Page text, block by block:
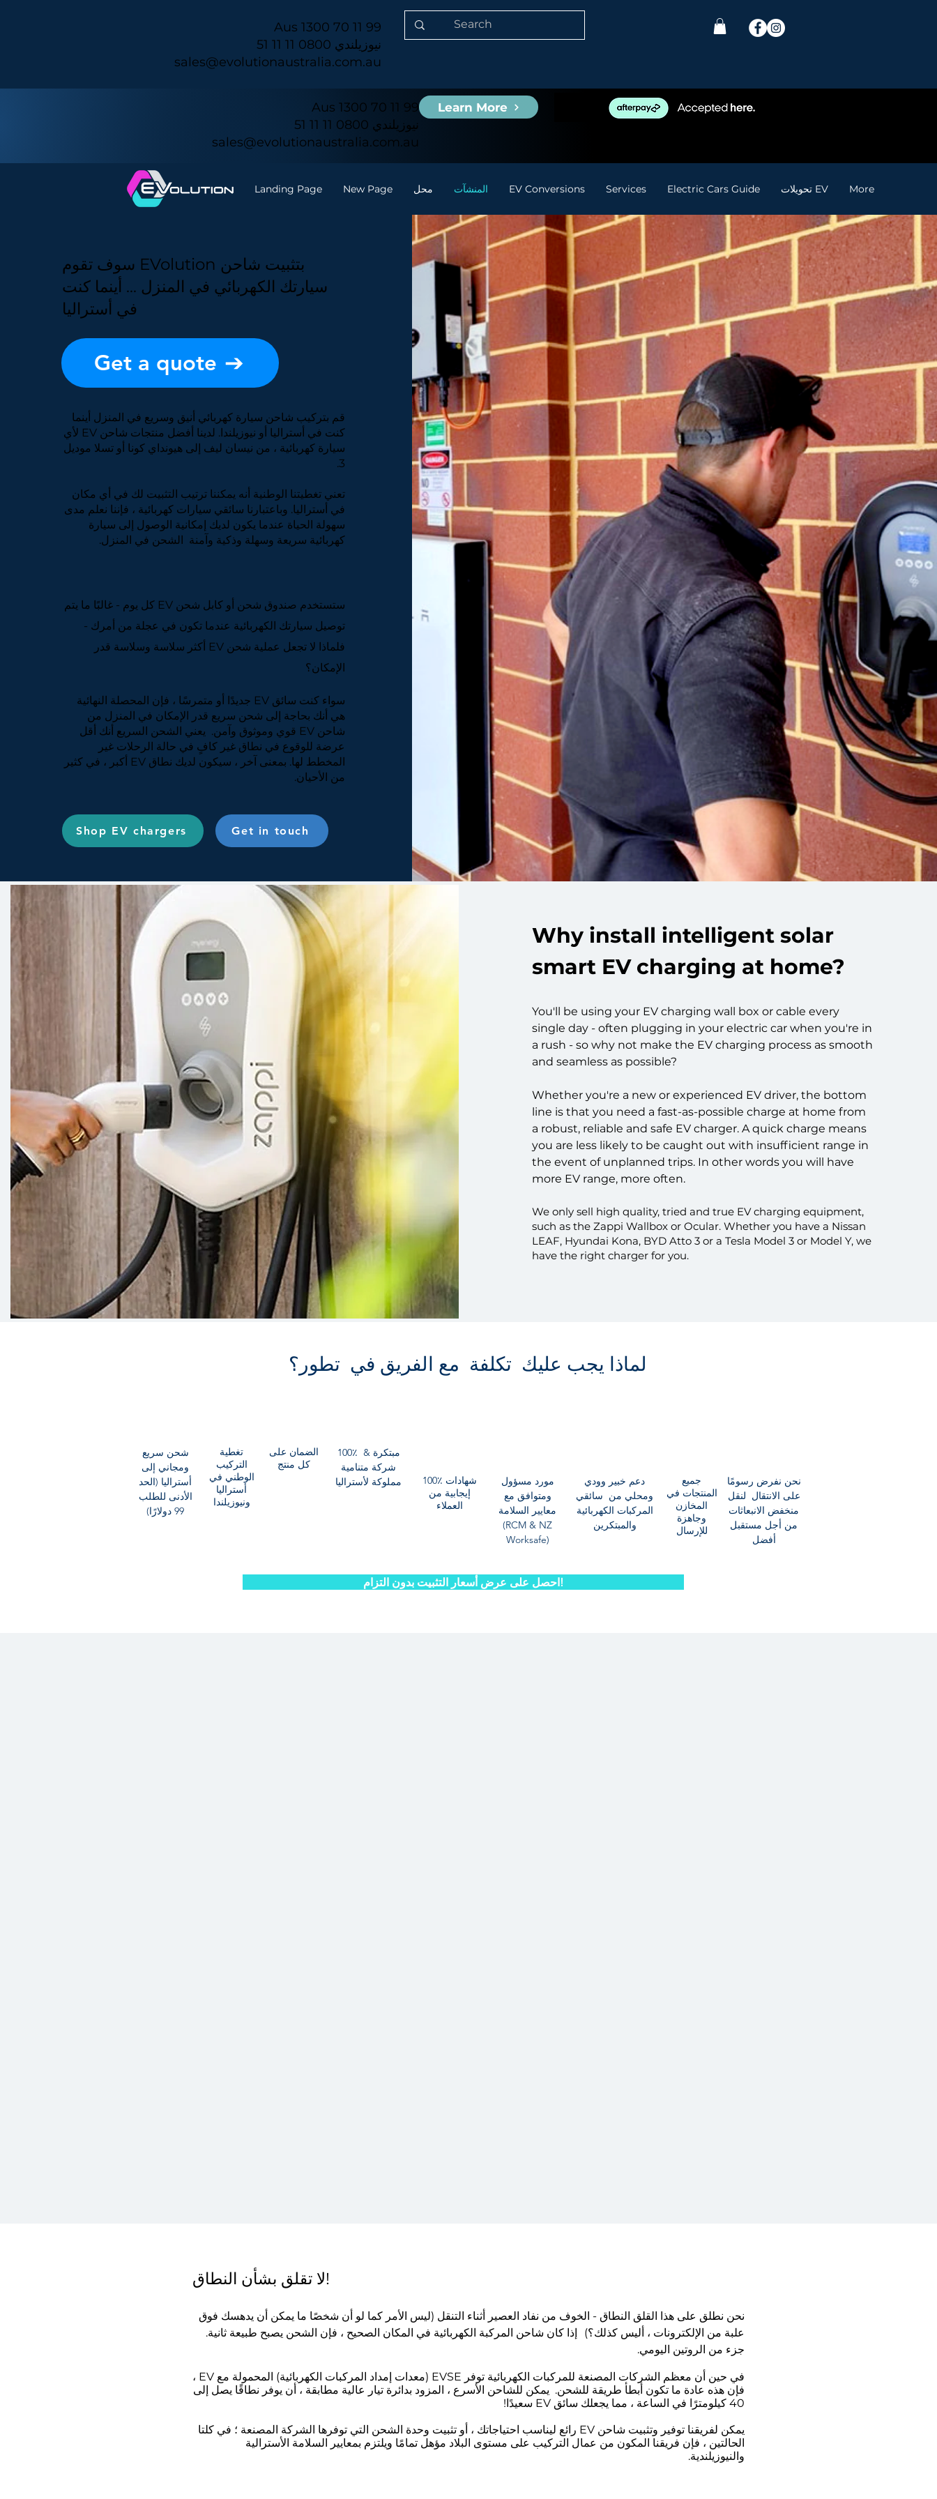
Aus 1300 70 11 99
نيوزيلندي 0800 11 11 51
sales@evolutionaustralia.com.au
Aus 1300 70 11 99
نيوزيلندي 0800 11 11 51
sales@evolutionaustralia.com.au
Learn More
Landing Page New Page محل المنشآت EV Conversions Services Electric Cars Guide تحويلات EV More
سوف تقوم EVolution بتثبيت شاحن
سيارتك الكهربائي في المنزل ... أينما كنت
في أستراليا
Get a quote
قم بتركيب شاحن سيارة كهربائي أنيق وسريع في المنزل أينما
كنت في أستراليا أو نيوزيلندا. لدينا أفضل منتجات شاحن EV لأي
سيارة كهربائية ، من نيسان ليف إلى هيونداي كونا أو تسلا موديل
3.
تعني تغطيتنا الوطنية أنه يمكننا ترتيب التثبيت لك في أي مكان
في أستراليا. وباعتبارنا سائقي سيارات كهربائية ، فإننا نعلم مدى
سهولة الحياة عندما يكون لديك إمكانية الوصول إلى سيارة
كهربائية سريعة وسهلة وذكية وآمنة الشحن في المنزل.
ستستخدم صندوق شحن أو كابل شحن EV كل يوم - غالبًا ما يتم
توصيل سيارتك الكهربائية عندما تكون في عجلة من أمرك -
فلماذا لا تجعل عملية شحن EV أكثر سلاسة وسلاسة قدر
الإمكان؟
سواء كنت سائق EV جديدًا أو متمرسًا ، فإن المحصلة النهائية
هي أنك بحاجة إلى شحن سريع قدر الإمكان في المنزل من
شاحن EV قوي وموثوق وآمن.
يعني الشحن السريع أنك أقل
عرضة للوقوع في نطاق غير كافٍ في حالة الرحلات غير
المخطط لها. بمعنى آخر ، سيكون لديك نطاق EV أكبر ، في كثير
من الأحيان.
Shop EV chargers Get in touch
Why install intelligent solar
smart EV charging at home?
You'll be using your EV charging wall box or cable every
single day - often plugging in your electric car when you're in
a rush - so why not make the EV charging process as smooth
and seamless as possible?
Whether you're a new or experienced EV driver, the bottom
line is that you need a fast-as-possible charge at home from
a robust, reliable and safe EV charger. A quick charge means
you are less likely to be caught out with insufficient range in
the event of unplanned trips. In other words you will have
more EV range, more often.
We only sell high quality, tried and true EV charging equipment,
such as the Zappi Wallbox or Ocular. Whether you have a Nissan
LEAF, Hyundai Kona, BYD Atto 3 or a Tesla Model 3 or Model Y, we
have the right charger for you.
لماذا يجب عليك تكلفة مع الفريق في تطور؟
شحن سريع
ومجاني إلى
أستراليا (الحد
الأدنى للطلب
99 دولارًا)
تغطية
التركيب
الوطني في
أستراليا
ونيوزيلندا
الضمان على
كل منتج
100٪ مبتكرة &
شركة متنامية
مملوكة لأستراليا
100٪ شهادات
إيجابية من
العملاء
مورد مسؤول
ومتوافق مع
معايير السلامة
(RCM & NZ
Worksafe)
دعم خبير وودي
ومحلي من سائقي
المركبات الكهربائية
والمبتكرين
جميع
المنتجات في
المخازن
وجاهزة
للإرسال
نحن نفرض رسومًا
على الانتقال لنقل
منخفض الانبعاثات
من أجل مستقبل
أفضل
احصل على عرض أسعار التثبيت بدون التزام!
لا تقلق بشأن النطاق!
نحن نطلق على هذا القلق النطاق - الخوف من نفاد العصير أثناء التنقل (ليس الأمر كما لو أن شخصًا ما يمكن أن يدهسك فوق
علبة من الإلكترونات ، أليس كذلك؟)
إذا كان شاحن المركبة الكهربائية في المكان الصحيح ، فإن الشحن يصبح طبيعة ثانية.
جزء من الروتين اليومي.
في حين أن معظم الشركات المصنعة للمركبات الكهربائية توفر EVSE (معدات إمداد المركبات الكهربائية) المحمولة مع EV ،
فإن هذه عادة ما تكون أبطأ طريقة للشحن. يمكن للشاحن الأسرع ، المزود بدائرة تيار عالية مطابقة ، أن يوفر نطاقًا يصل إلى
40 كيلومترًا في الساعة ، مما يجعلك سائق EV سعيدًا!
يمكن لفريقنا توفير وتثبيت شاحن EV رائع ليناسب احتياجاتك ، أو تثبيت وحدة الشحن التي توفرها الشركة المصنعة ؛ في كلتا
الحالتين ، فإن فريقنا المكون من عمال التركيب على مستوى البلاد مؤهل تمامًا ويلتزم بمعايير السلامة الأسترالية
والنيوزيلندية.